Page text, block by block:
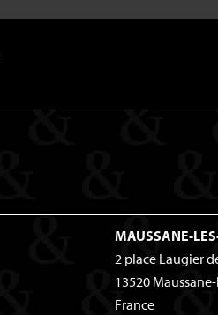
MAUSSANE-
2 place Laugier
13520
France